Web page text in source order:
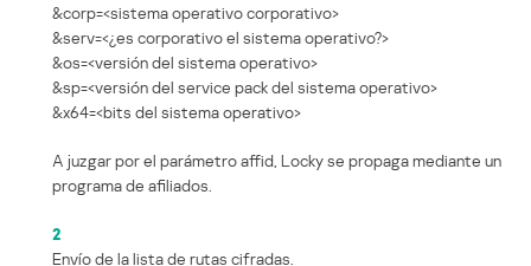
&corp=<sistema operativo corporativo>
&serv=<¿es corporativo el sistema operativo?>
&os=<versión del sistema operativo>
&sp=<versión del service pack del sistema operativo>
&x64=<bits del sistema operativo>
A juzgar por el parámetro affid, Locky se propaga mediante un
programa de afiliados.
2
Envío de la lista de rutas cifradas.